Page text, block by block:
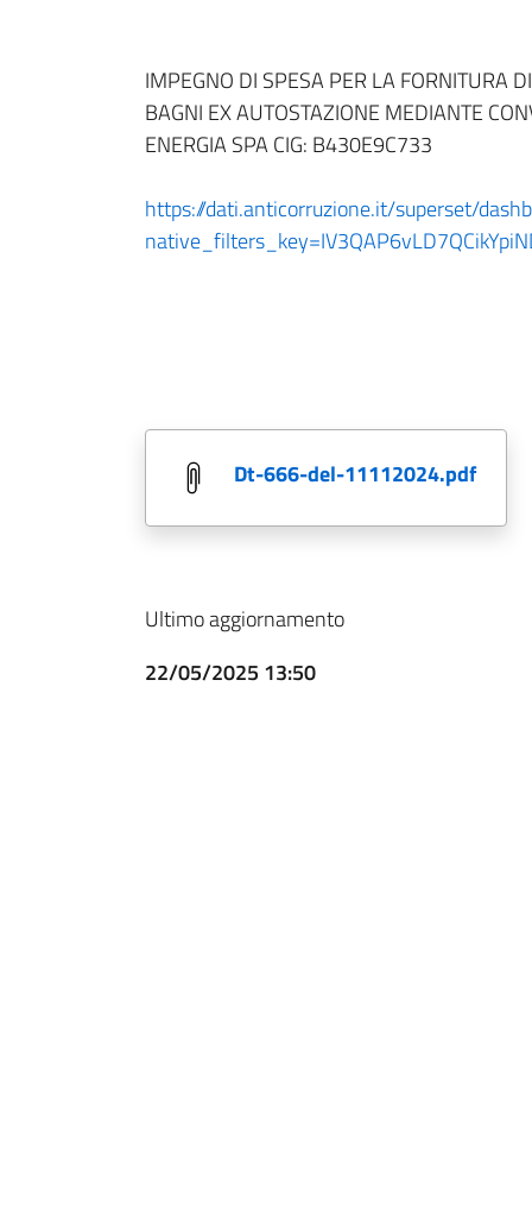
IMPEGNO DI SPESA PER LA FORNITURA
BAGNI EX AUTOSTAZIONE MEDIANTE
ENERGIA SPA CIG: B430E9C733
https://dati.anticorruzione.it/superset/
dt-666-del-11112024.pdf
Ultimo aggiornamento
22/05/2025 13:50